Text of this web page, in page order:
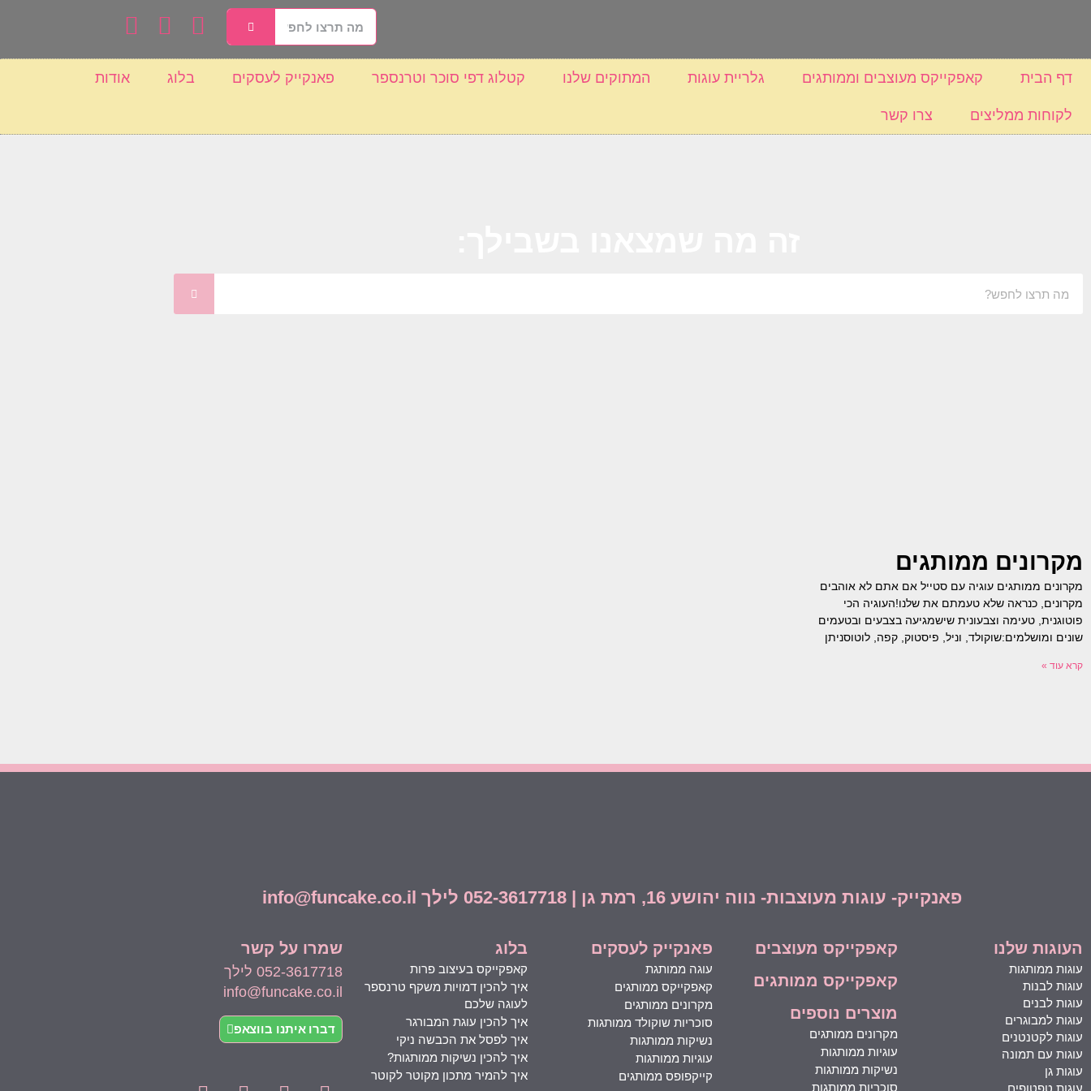
דף הבית קאפקייקס מעוצבים וממותגים גלריית עוגות המתוקים שלנו קטלוג דפי סוכר וטרנספר פאנקייק לעסקים בלוג אודות
לקוחות ממליצים צרו קשר
מקרונים ממותגים
מקרונים ממותגים עוגיה עם סטייל אם אתם לא אוהבים
‬שונים‭ ‬ומושלמים‭:‬שוקולד, וניל, פיסטוק, קפה, לוטוסניתן‭
קרא עוד »
פאנקייק- עוגות מעוצבות- נווה יהושע 16, רמת גן | 052-3617718 לילך info@funcake.co.il
העוגות שלנו
עוגות ממותגות
עוגות לבנות
עוגות לבנים
עוגות למבוגרים
עוגות לקטנטנים
עוגות עם תמונה
עוגות גן
קאפקייקס מעוצבים
קאפקייקס ממותגים
מוצרים נוספים
מקרונים ממותגים
עוגיות ממותגות
נשיקות ממותגות
סוכריות ממותגות
פאנקייק לעסקים
עוגה ממותגת
קאפקייקס ממותגים
מקרונים ממותגים
סוכריות שוקולד ממותגות
נשיקות ממותגות
עוגיות ממותגות
קייקפופס ממותגים
בלוג
קאפקייקס בעיצוב פרות
איך להכין דמויות משקף טרנספר
לעוגה שלכם
איך להכין עוגת המבורגר
איך לפסל את הכבשה ניקי
איך להכין נשיקות ממותגות?
איך להמיר מתכון מקוטר לקוטר
שמרו על קשר
052-3617718 לילך
info@funcake.co.il
דברו איתנו בווצאפ